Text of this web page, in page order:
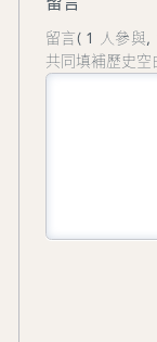
留言( 1 人參與,
共同填補歷史空